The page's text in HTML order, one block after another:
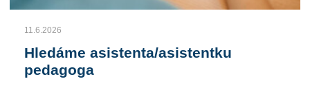
11.6.2026
Hledáme asistenta/asistentku
pedagoga